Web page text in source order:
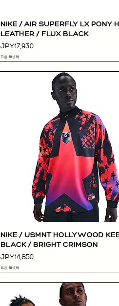
快速瀏覽
NIKE / AIR SUPERFLY LX PONY
LEATHER / FLUX BLACK
價格
JP¥17,930
已含 增值税
快速瀏覽
NIKE / USMNT HOLLYWOOD
BLACK / BRIGHT CRIMSON
價格
JP¥14,850
已含 增值税